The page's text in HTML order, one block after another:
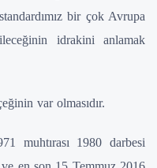
bir çok Avrupa
idrakini anlamak
var olmasıdır.
muhtırası 1980 darbesi